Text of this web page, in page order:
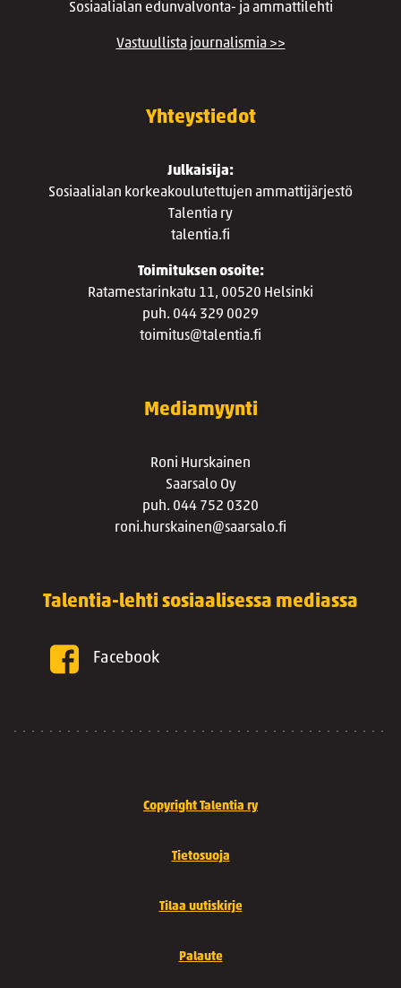
Sosiaalialan edunvalvonta- ja ammattilehti
Vastuullista journalismia >>
Yhteystiedot
Julkaisija:
Sosiaalialan korkeakoulutettujen ammattijärjestö
Talentia ry
talentia.fi
Toimituksen osoite:
Ratamestarinkatu 11, 00520 Helsinki
puh. 044 329 0029
toimitus@talentia.fi
Mediamyynti
Roni Hurskainen
Saarsalo Oy
puh. 044 752 0320
roni.hurskainen@saarsalo.fi
Talentia-lehti sosiaalisessa mediassa
Facebook
Copyright Talentia ry
Tietosuoja
Tilaa uutiskirje
Palaute